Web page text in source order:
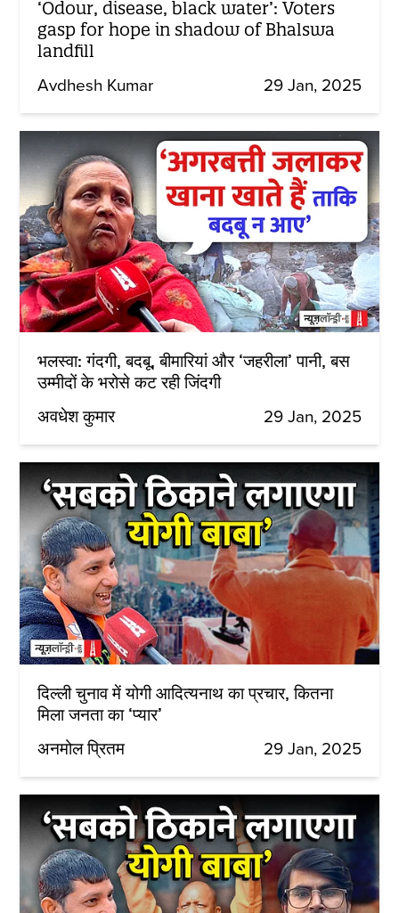
‘Odour, disease, black water’: Voters
gasp for hope in shadow of Bhalswa
landfill
Avdhesh Kumar 29 Jan, 2025
भलस्वा: गंदगी, बदबू, बीमारियां और ‘जहरीला’ पानी, बस
उम्मीदों के भरोसे कट रही जिंदगी
अवधेश कुमार 29 Jan, 2025
दिल्ली चुनाव में योगी आदित्यनाथ का प्रचार, कितना
मिला जनता का ‘प्यार’
अनमोल प्रितम 29 Jan, 2025